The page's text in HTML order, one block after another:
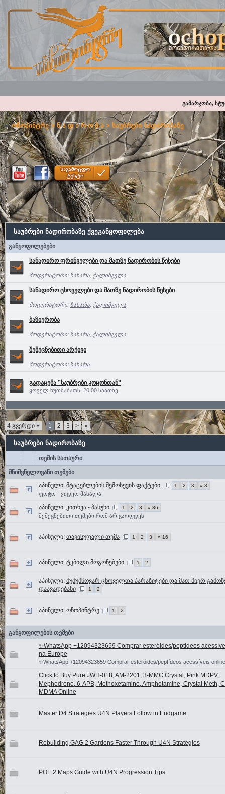
გამარჯობა,
ოჩოპინტრე>ნ ა დ ი რ ო ბ ა> საუბრები ნადირობაზე
საუბრები ნადირობაზე ქვეგანყოფილება
განყოფილებები
სანადირო ფრინველები და მათზე ნადირობის წესები
მოდერატორი: ზახარა, ჭალიმგელა
სანადირო ცხოველები და მათზე ნადირობის წესები
მოდერატორი: ზახარა, ჭალიმგელა
ბაზიერობა
მოდერატორი: ზახარა, ჭალიმგელა
შემეცნებითი არქივი
მოდერატორი: ზახარა
გადაცემა ”საუბრები კოცონთან”
ყოველ ხუთშაბათს, 20:00 საათზე,
4 გვერდი 1 2 3 > »
საუბრები ნადირობაზე
თემის სათაური
მნიშვნელოვანი თემები
აპინული: მტაცებლების შემოსევის ფაქტები. 1 2 3 » 8
ფოტო - ვიდეო მასალა
აპინული: კითხვა - პასუხი 1 2 3 » 36
შემეცნებითი თემები რომ არ გაოფდეს
აპინული: თავისუფალი თემა 1 2 3 » 16
აპინული: ტკბილი მოგონებები 1 2
აპინული: ძუძუმწოვარ ცხოველთა პარაზიტები და მათ მიერ
დაავადებანი
1 2
აპინული: ოჩოპინტრე 1 2
განყოფილების თემები
✨WhatsApp +12094323659 Comprar esteróides/peptídeos
na Europe
✨WhatsApp +12094323659 Comprar esteróides/peptídeos acessíveis online
Click to Buy Pure JWH-018, AM-2201, 3-MMC Crystal, Pink MDPV,
Mephedrone, 6-APB, Methoxetamine, Amphetamine, Crystal Meth,
MDMA Online
Master D4 Strategies U4N Players Follow in Endgame
Rebuilding GAG 2 Gardens Faster Through U4N Strategies
POE 2 Maps Guide with U4N Progression Tips